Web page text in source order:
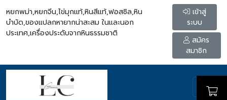
หยกพม่า,หยกจีน,ไข่มุกแท้,หินสีแท้,ฟอสซิล,หิน
บำบัด,ของแปลกหายากน่าสะสม ในและนอก
ประเทศ,เครื่องประดับจากหินธรรมชาติ
เข้าสู่
ระบบ
สมัคร
สมาชิก